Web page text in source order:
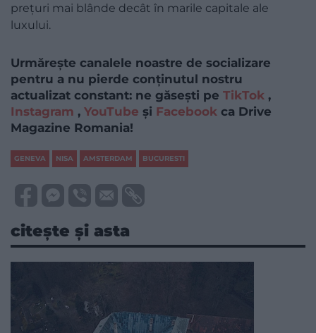
prețuri mai blânde decât în marile capitale ale
luxului.
Urmărește canalele noastre de socializare
pentru a nu pierde conținutul nostru
actualizat constant: ne găsești pe TikTok ,
Instagram , YouTube și Facebook ca Drive
Magazine Romania!
GENEVA NISA AMSTERDAM BUCURESTI
citește și asta